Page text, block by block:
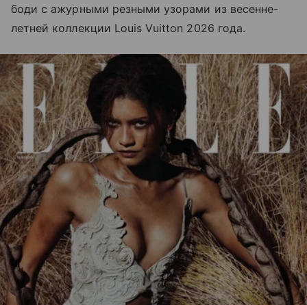
боди с ажурными резными узорами из весенне-
летней коллекции Louis Vuitton 2026 года.